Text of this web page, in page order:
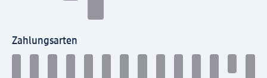
Zahlungsarten